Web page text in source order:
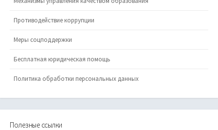
Противодействие коррупции
Меры соцподдержки
Бесплатная юридическая помощь
Политика обработки персональных данных
Полезные ссылки